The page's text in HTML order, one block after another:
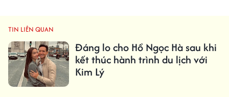
TIN LIÊN QUAN
Đáng lo cho Hồ Ngọc Hà sau khi
kết thúc hành trình du lịch với
Kim Lý